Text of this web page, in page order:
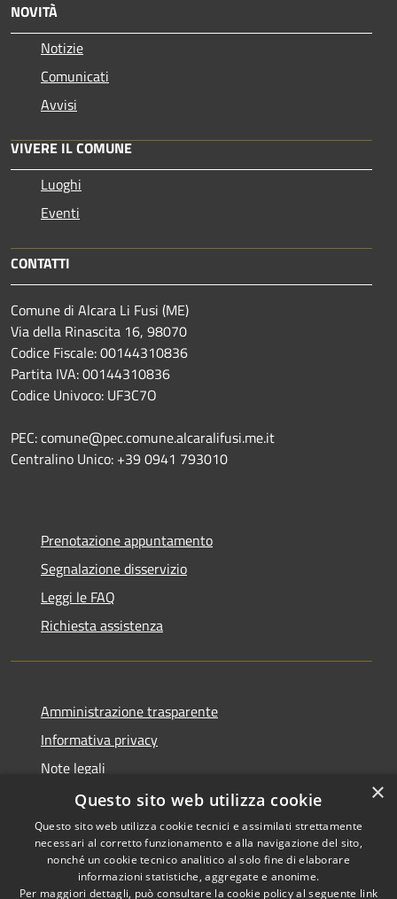
NOVITÀ
Notizie
Comunicati
Avvisi
VIVERE IL COMUNE
Luoghi
Eventi
CONTATTI
Comune di Alcara Li Fusi (ME)
Via della Rinascita 16, 98070
Codice Fiscale: 00144310836
Partita IVA: 00144310836
Codice Univoco: UF3C7O
PEC: comune@pec.comune.alcaralifusi.me.it
Centralino Unico: +39 0941 793010
Prenotazione appuntamento
Segnalazione disservizio
Leggi le FAQ
Richiesta assistenza
Amministrazione trasparente
Informativa privacy
Note legali
Dichiarazione di accessibilità
RSS
Copyright © 2026 • Comune di
×
Questo sito web utilizza cookie
Questo sito web utilizza cookie tecnici e assimilati strettamente
necessari al corretto funzionamento e alla navigazione del sito,
nonché un cookie tecnico analitico al solo fine di elaborare
informazioni statistiche, aggregate e anonime.
Per maggiori dettagli, può consultare la cookie policy al seguente link